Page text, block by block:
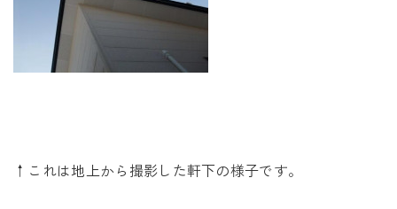
↑これは地上から撮影した軒下の様子です。